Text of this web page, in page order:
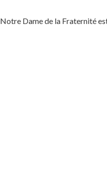
Notre Dame de la Fraternité